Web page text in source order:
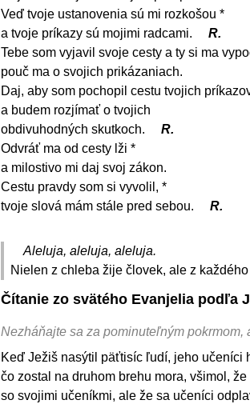
Veď tvoje ustanovenia sú mi rozkošou *
a tvoje príkazy sú mojimi radcami.
R.
Tebe som vyjavil svoje cesty a ty si ma
pouč ma o svojich prikázaniach.
Daj, aby som pochopil cestu tvojich
a budem rozjímať o tvojich
obdivuhodných skutkoch.
R.
Odvráť ma od cesty lži *
a milostivo mi daj svoj zákon.
Cestu pravdy som si vyvolil, *
tvoje slová mám stále pred sebou.
R.
Aleluja, aleluja, aleluja.
Nielen z chleba žije človek, ale z
Čítanie zo svätého Evanjelia podľa
Nezháňajte sa za pominuteľným pokrmom,
Keď Ježiš nasýtil päťtisíc ľudí, jeho učeníci
čo zostal na druhom brehu mora, všimol,
so svojimi učeníkmi, ale že sa učeníci